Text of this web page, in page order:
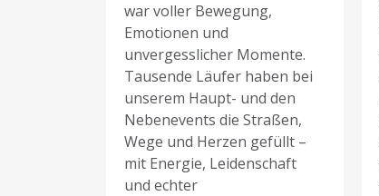
war voller Bewegung,
Emotionen und
unvergesslicher Momente.
Tausende Läufer haben bei
unserem Haupt- und den
Nebenevents die Straßen,
Wege und Herzen gefüllt –
mit Energie, Leidenschaft
und echter